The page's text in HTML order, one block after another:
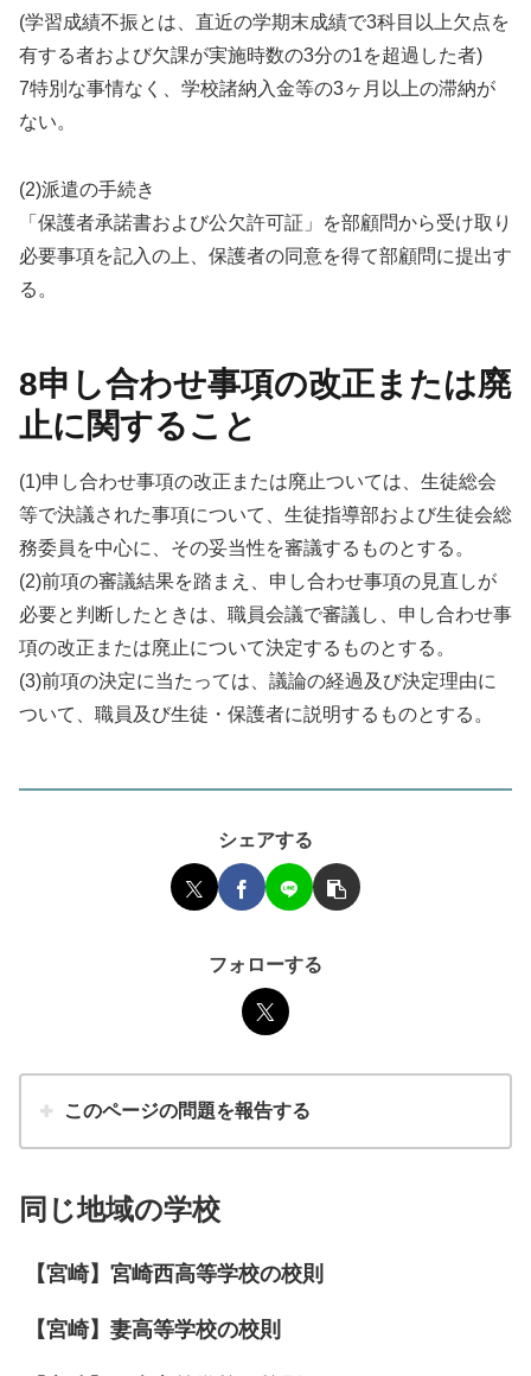
(学習成績不振とは、直近の学期末成績で3科目以上欠点を
有する者および欠課が実施時数の3分の1を超過した者)
7特別な事情なく、学校諸納入金等の3ヶ月以上の滞納が
ない。
(2)派遣の手続き
「保護者承諾書および公欠許可証」を部顧問から受け取り
必要事項を記入の上、保護者の同意を得て部顧問に提出す
る。
8申し合わせ事項の改正または廃
止に関すること
(1)申し合わせ事項の改正または廃止ついては、生徒総会
等で決議された事項について、生徒指導部および生徒会総
務委員を中心に、その妥当性を審議するものとする。
(2)前項の審議結果を踏まえ、申し合わせ事項の見直しが
必要と判断したときは、職員会議で審議し、申し合わせ事
項の改正または廃止について決定するものとする。
(3)前項の決定に当たっては、議論の経過及び決定理由に
ついて、職員及び生徒・保護者に説明するものとする。
シェアする
フォローする
このページの問題を報告する
同じ地域の学校
【宮崎】宮崎西高等学校の校則
【宮崎】妻高等学校の校則